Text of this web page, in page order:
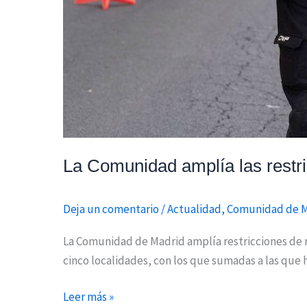
La Comunidad amplía las
Deja un comentario/Actualidad,Comunidad de
La Comunidad de Madrid amplía restricciones de
cinco localidades, con los que sumadas a las
Leer más »